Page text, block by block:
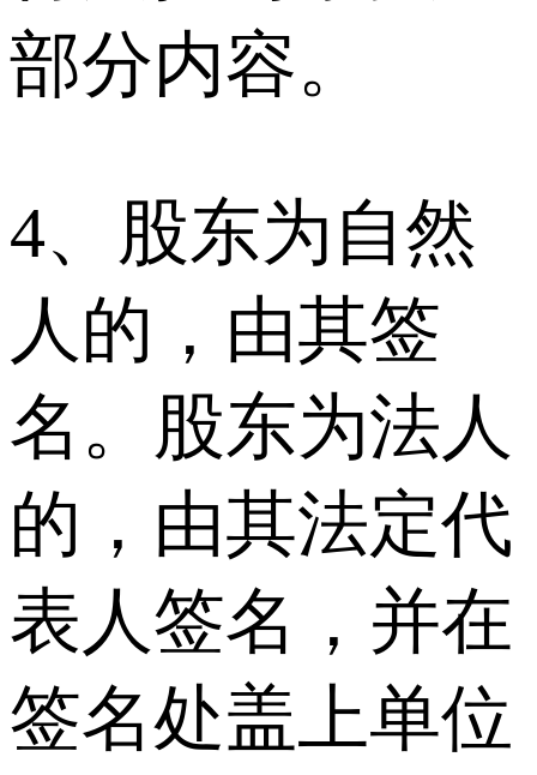
部分内容。
4、股东为自然
人的，由其签
名。股东为法人
的，由其法定代
表人签名，并在
签名处盖上单位